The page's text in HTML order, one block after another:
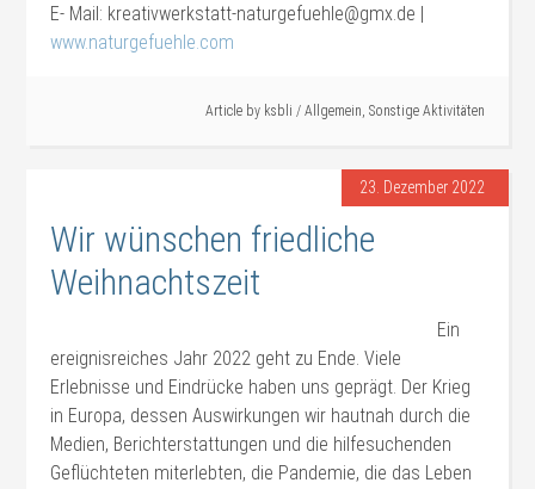
E- Mail: kreativwerkstatt-naturgefuehle@gmx.de |
www.naturgefuehle.com
Article by ksbli / Allgemein, Sonstige Aktivitäten
23. Dezember 2022
Wir wünschen friedliche
Weihnachtszeit
Ein
ereignisreiches Jahr 2022 geht zu Ende. Viele
Erlebnisse und Eindrücke haben uns geprägt. Der Krieg
in Europa, dessen Auswirkungen wir hautnah durch die
Medien, Berichterstattungen und die hilfesuchenden
Geflüchteten miterlebten, die Pandemie, die das Leben